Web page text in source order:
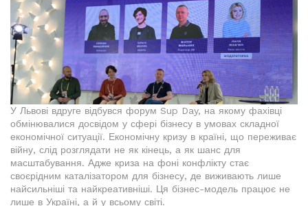
У Львові вдруге відбувся форум Sup Day, на якому фахівці
обмінювалися досвідом у сфері бізнесу в умовах складної
економічної ситуації. Економічну кризу в країні, що переживає
війну, слід розглядати не як кінець, а як шанс для
масштабування. Адже криза на фоні конфлікту стає
своєрідним каталізатором для бізнесу, де виживають лише
найсильніші та найкреативніші. Ця бізнес-модель працює не
лише в Україні, а й у всьому світі.